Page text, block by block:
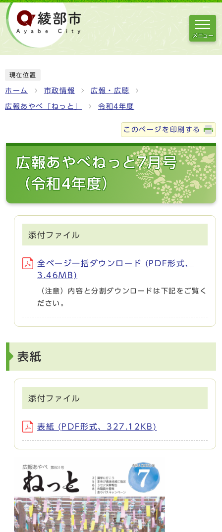
メニュー
現在位置
ホーム 市政情報 広報・広聴
広報あやべ「ねっと」 令和4年度
このページを印刷する
広報あやべねっと7月号
（令和4年度）
添付ファイル
全ページ一括ダウンロード (PDF形式、
3.46MB)
（注意）内容と分割ダウンロードは下記をご覧く
ださい。
表紙
添付ファイル
表紙 (PDF形式、327.12KB)